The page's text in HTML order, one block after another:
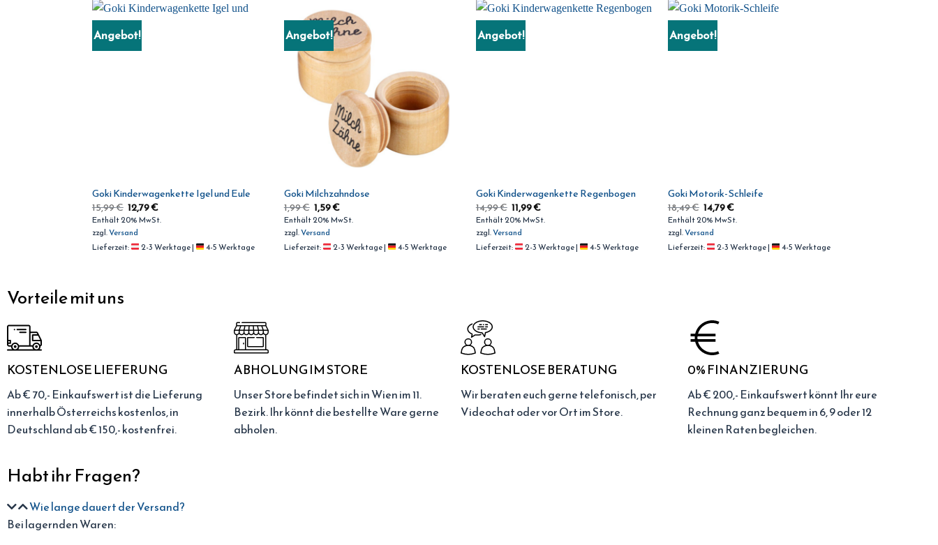
Angebot!
Goki Kinderwagenkette Igel und Eule
15,99€ 12,79€
Enthält 20% MwSt.
zzgl.Versand
Lieferzeit:
2-3 Werktage | 4-5 Werktage
Angebot!
Goki Milchzahndose
1,99€ 1,59€
Enthält 20% MwSt.
zzgl.Versand
Lieferzeit:
2-3 Werktage | 4-5 Werktage
Angebot!
Goki Kinderwagenkette Regenbogen
14,99€ 11,99€
Enthält 20% MwSt.
zzgl.Versand
Lieferzeit:
2-3 Werktage | 4-5 Werktage
Angebot!
Goki Motorik-Schleife
18,49€ 14,79€
Enthält 20% MwSt.
zzgl.Versand
Lieferzeit:
2-3 Werktage | 4-5 Werktage
Vorteile mit uns
KOSTENLOSE LIEFERUNG
Ab € 70,- Einkaufswert ist die Lieferung
innerhalb Österreichs kostenlos, in
Deutschland ab € 150,- kostenfrei.
ABHOLUNG IM STORE
Unser Store befindet sich in Wien im 11.
Bezirk. Ihr könnt die bestellte Ware gerne
abholen.
KOSTENLOSE BERATUNG
Wir beraten euch gerne telefonisch, per
Videochat oder vor Ort im Store.
0% FINANZIERUNG
Ab € 200,- Einkaufswert könnt Ihr eure
Rechnung ganz bequem in 6, 9 oder 12
kleinen Raten begleichen.
Habt ihr Fragen?
Wie lange dauert der Versand?
Bei lagernden Waren: